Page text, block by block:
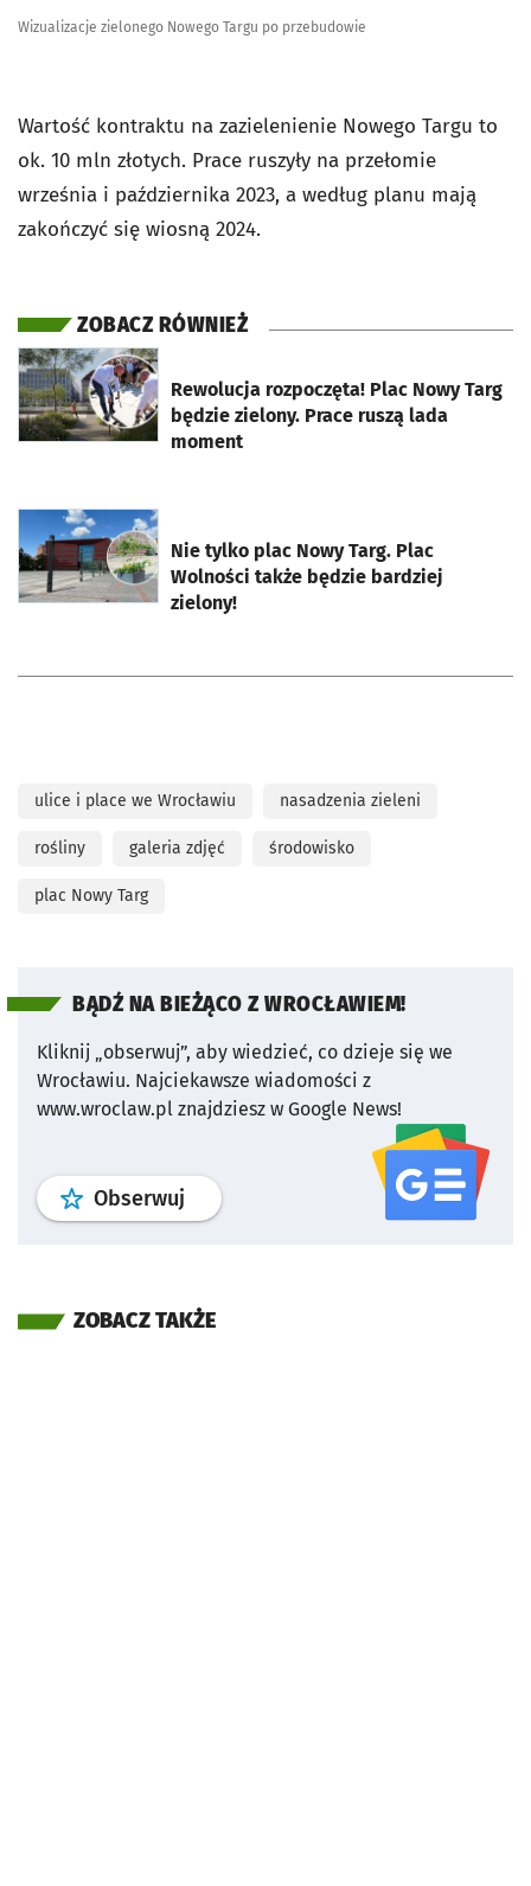
Wizualizacje zielonego Nowego Targu po przebudowie
Wartość kontraktu na zazielenienie Nowego Targu to
ok. 10 mln złotych. Prace ruszyły na przełomie
września i października 2023, a według planu mają
zakończyć się wiosną 2024.
ZOBACZ RÓWNIEŻ
Rewolucja rozpoczęta! Plac Nowy Targ
będzie zielony. Prace ruszą lada
moment
otworzy się w nowej karcie
Nie tylko plac Nowy Targ. Plac
Wolności także będzie bardziej
zielony!
otworzy się w nowej karcie
ulice i place we Wrocławiu nasadzenia zieleni
rośliny galeria zdjęć środowisko
plac Nowy Targ
BĄDŹ NA BIEŻĄCO Z WROCŁAWIEM!
Kliknij „obserwuj”, aby wiedzieć, co dzieje się we
Wrocławiu. Najciekawsze wiadomości z
www.wroclaw.pl znajdziesz w Google News!
Obserwuj profil serwisu
ZOBACZ TAKŻE